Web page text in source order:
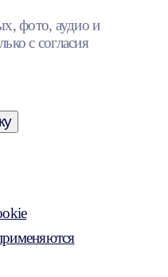
фото, аудио и
с согласия